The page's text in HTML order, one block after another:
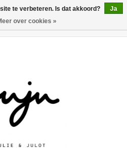
te verbeteren. Is dat akkoord?
Ja
over cookies »